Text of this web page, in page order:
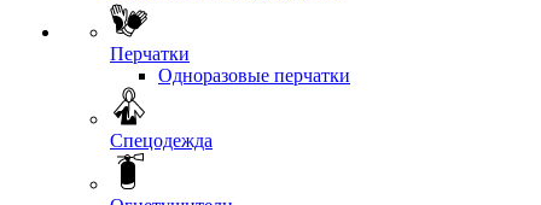
Перчатки
Одноразовые перчатки
Спецодежда